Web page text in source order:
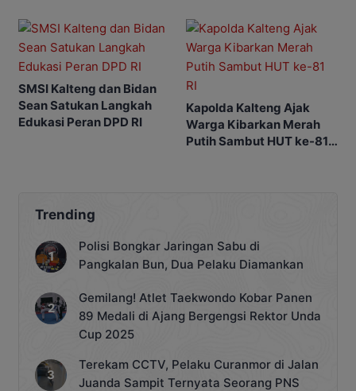
SMSI Kalteng dan Bidan
Sean Satukan Langkah
Edukasi Peran DPD RI
Kapolda Kalteng Ajak
Warga Kibarkan Merah
Putih Sambut HUT ke-81
Trending
Polisi Bongkar Jaringan Sabu di
Pangkalan Bun, Dua Pelaku Diamankan
Gemilang! Atlet Taekwondo Kobar Panen
89 Medali di Ajang Bergengsi Rektor Unda
Cup 2025
Terekam CCTV, Pelaku Curanmor di Jalan
Juanda Sampit Ternyata Seorang PNS